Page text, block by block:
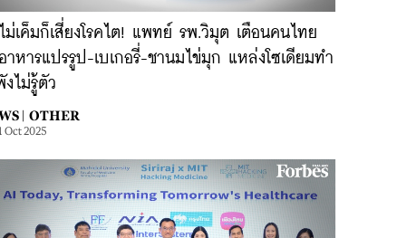
ม่เค็มก็เสี่ยงโรคไต! แพทย์ รพ.วิมุต เตือนคนไทย
าหารแปรรูป-เบเกอรี่-ชานมไข่มุก แหล่งโซเดียมทำ
งไม่รู้ตัว
| OTHER
Oct 2025